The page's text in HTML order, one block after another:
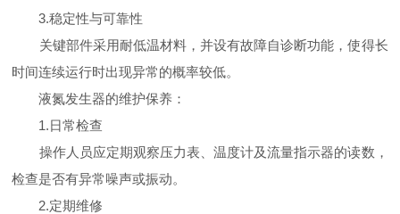
3.稳定性与可靠性
关键部件采用耐低温材料，并设有故障自诊断功能，使得长
时间连续运行时出现异常的概率较低。
液氮发生器的维护保养：
1.日常检查
操作人员应定期观察压力表、温度计及流量指示器的读数，
检查是否有异常噪声或振动。
2.定期维修